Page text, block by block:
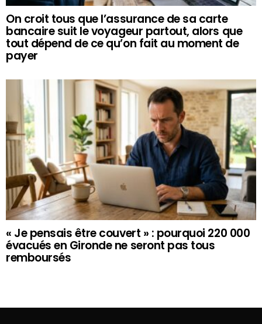
On croit tous que l’assurance de sa carte
bancaire suit le voyageur partout, alors que
tout dépend de ce qu’on fait au moment de
payer
« Je pensais être couvert » : pourquoi 220 000
évacués en Gironde ne seront pas tous
remboursés